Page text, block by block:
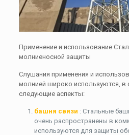
Применение и использование
молниеносной защиты
Слушания применения и
молнией широко используются, в
следующие аспекты:
башня связи : Стальные
очень распространены в
используются для защиты